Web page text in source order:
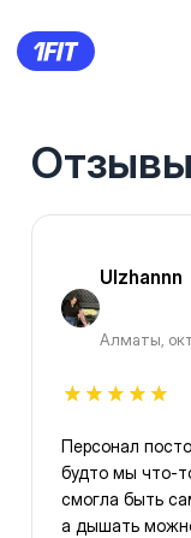
Отзывы
Ulzhannn
Алматы,
Персонал
будто мы что-
смогла быть
а дышать